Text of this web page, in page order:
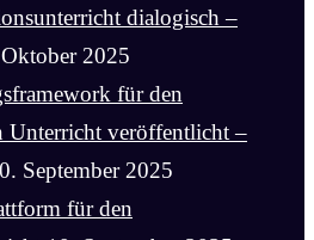
dialogisch –
2025
für den
Unterricht veröffentlicht –
September 2025
für den